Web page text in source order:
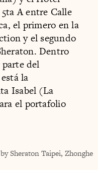
A entre Calle
el primero en la
y el segundo
Dentro
del
la
Isabel (La
el portafolio
Sheraton Taipei, Zhonghe